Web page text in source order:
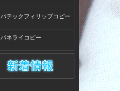
パテックフィリップコピー
パネライコピー